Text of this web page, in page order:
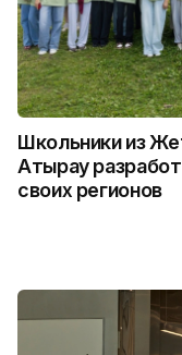
Школьники из
Атырау
своих регионов